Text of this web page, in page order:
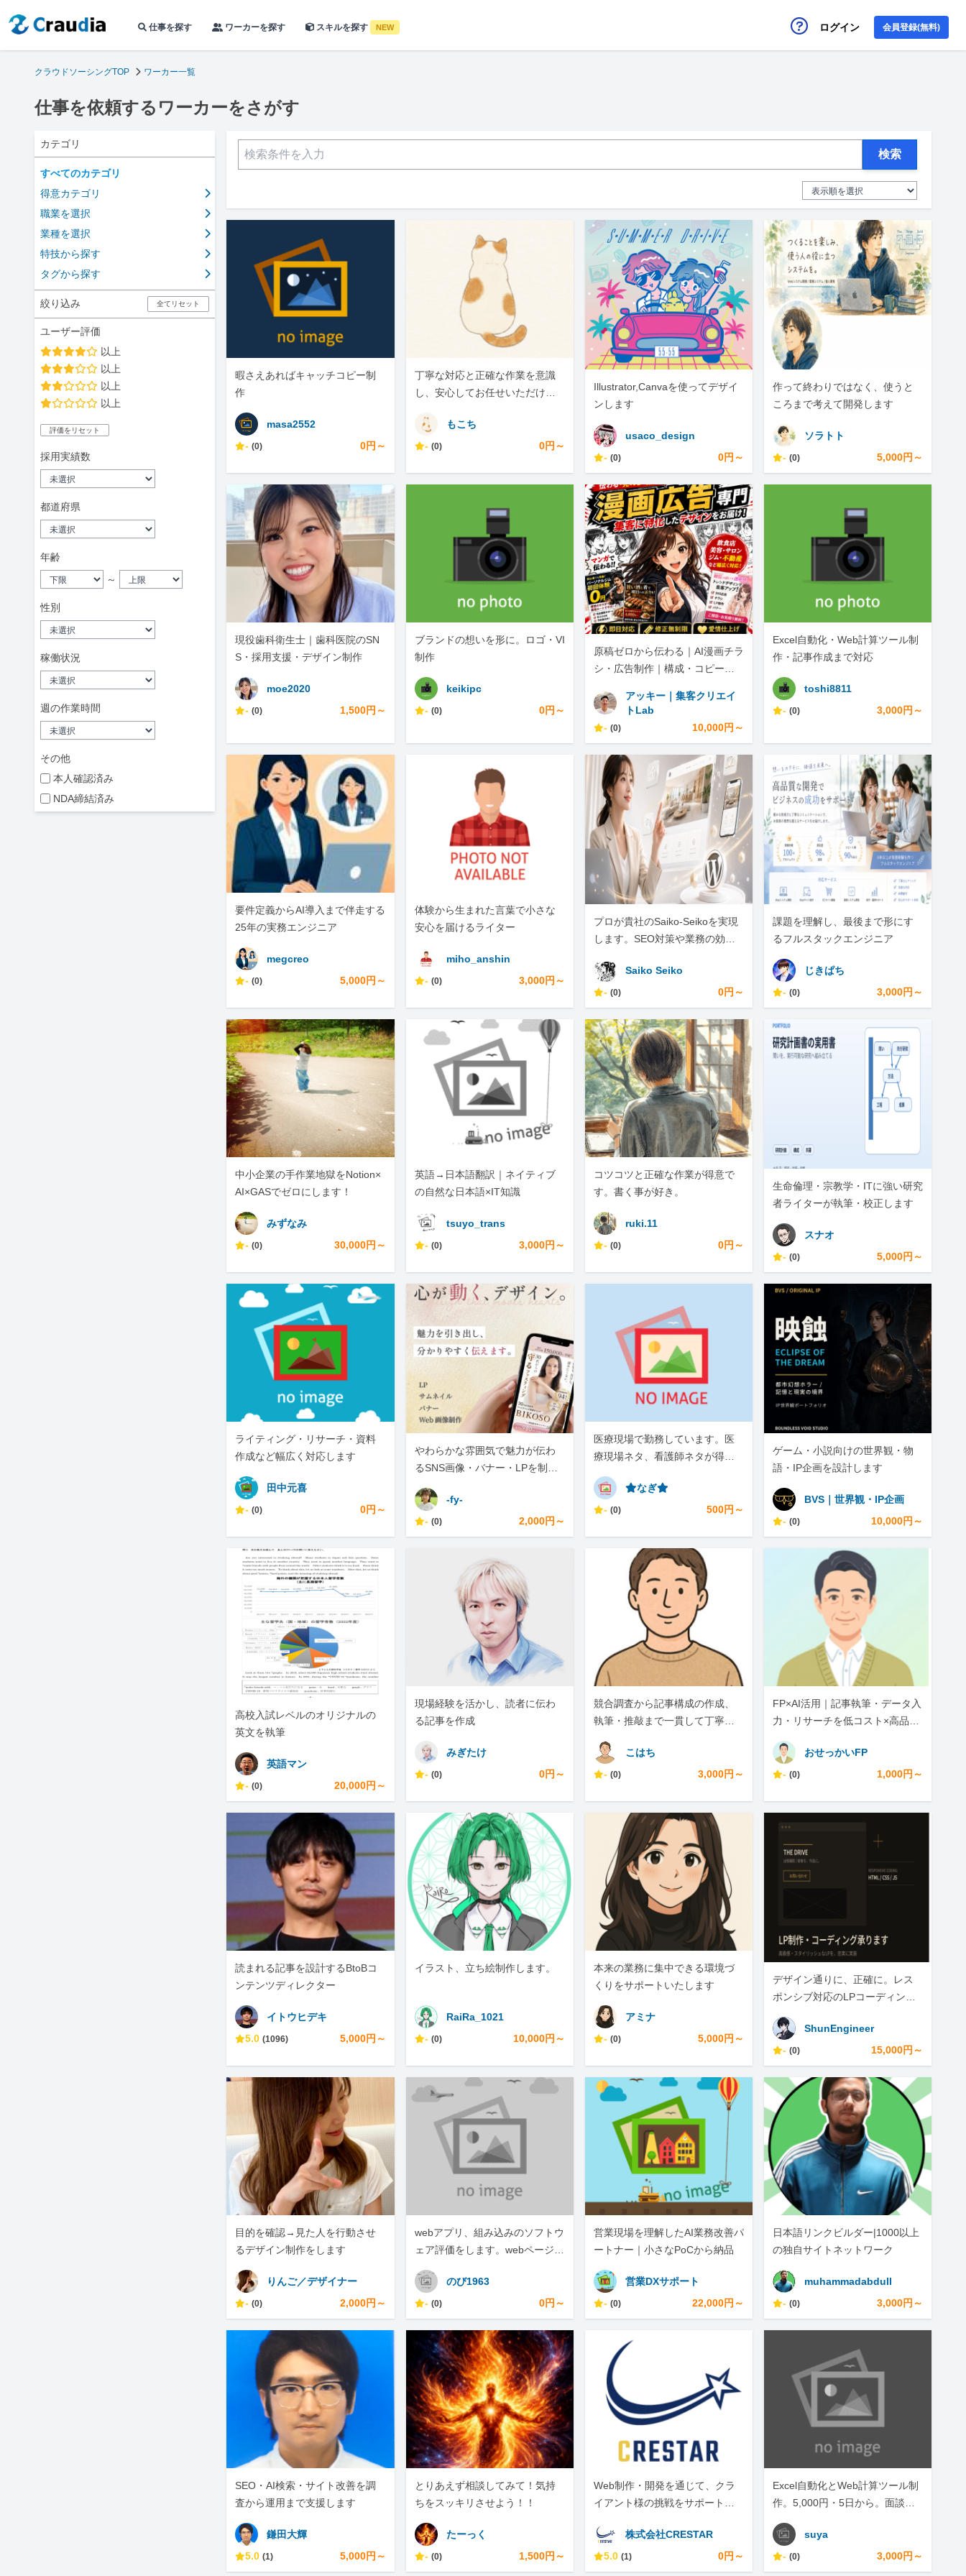
仕事を探す ワーカーを探す スキルを探す NEW ログイン 会員登録(無料)
クラウドソーシングTOP ワーカー一覧
仕事を依頼するワーカーをさがす
カテゴリ
すべてのカテゴリ
得意カテゴリ
職業を選択
業種を選択
特技から探す
タグから探す
絞り込み 全てリセット
ユーザー評価
以上
以上
以上
以上
評価をリセット
採用実績数
都道府県
年齢
～
性別
稼働状況
週の作業時間
その他
本人確認済み
NDA締結済み
検索
暇さえあればキャッチコピー制
作
masa2552
- (0) 0円～
丁寧な対応と正確な作業を意識
し、安心してお任せいただける
もこち
- (0) 0円～
Illustrator,Canvaを使ってデザイ
ンします
usaco_design
- (0) 0円～
作って終わりではなく、使うと
ころまで考えて開発します
ソラトト
- (0) 5,000円～
現役歯科衛生士｜歯科医院のSN
S・採用支援・デザイン制作
moe2020
- (0) 1,500円～
ブランドの想いを形に。ロゴ・VI
制作
keikipc
- (0) 0円～
原稿ゼロから伝わる｜AI漫画チラ
シ・広告制作｜構成・コピー・S
アッキー｜集客クリエイ
トLab
- (0) 10,000円～
Excel自動化・Web計算ツール制
作・記事作成まで対応
toshi8811
- (0) 3,000円～
要件定義からAI導入まで伴走する
25年の実務エンジニア
megcreo
- (0) 5,000円～
体験から生まれた言葉で小さな
安心を届けるライター
miho_anshin
- (0) 3,000円～
プロが貴社のSaiko-Seikoを実現
します。SEO対策や業務の効率
い。
Saiko Seiko
- (0) 0円～
課題を理解し、最後まで形にす
るフルスタックエンジニア
じきぱち
- (0) 3,000円～
中小企業の手作業地獄をNotion×
AI×GASでゼロにします！
みずなみ
- (0) 30,000円～
英語→日本語翻訳｜ネイティブ
の自然な日本語×IT知識
tsuyo_trans
- (0) 3,000円～
コツコツと正確な作業が得意で
す。書く事が好き。
ruki.11
- (0) 0円～
生命倫理・宗教学・ITに強い研究
者ライターが執筆・校正します
スナオ
- (0) 5,000円～
ライティング・リサーチ・資料
作成など幅広く対応します
田中元喜
- (0) 0円～
やわらかな雰囲気で魅力が伝わ
るSNS画像・バナー・LPを制作
-fy-
- (0) 2,000円～
医療現場で勤務しています。医
療現場ネタ、看護師ネタが得意
⭐︎なぎ⭐︎
- (0) 500円～
ゲーム・小説向けの世界観・物
語・IP企画を設計します
BVS｜世界観・IP企画
- (0) 10,000円～
高校入試レベルのオリジナルの
英文を執筆
英語マン
- (0) 20,000円～
現場経験を活かし、読者に伝わ
る記事を作成
みぎたけ
- (0) 0円～
競合調査から記事構成の作成、
執筆・推敲まで一貫して丁寧に
こはち
- (0) 3,000円～
FP×AI活用｜記事執筆・データ入
力・リサーチを低コスト×高品質
おせっかいFP
- (0) 1,000円～
読まれる記事を設計するBtoBコ
ンテンツディレクター
イトウヒデキ
5.0 (1096) 5,000円～
イラスト、立ち絵制作します。
RaiRa_1021
- (0) 10,000円～
本来の業務に集中できる環境づ
くりをサポートいたします
アミナ
- (0) 5,000円～
デザイン通りに、正確に。レス
ポンシブ対応のLPコーディング
ShunEngineer
- (0) 15,000円～
目的を確認→見た人を行動させ
るデザイン制作をします
りんご／デザイナー
- (0) 2,000円～
webアプリ、組み込みのソフトウ
ェア評価をします。webページの
のび1963
- (0) 0円～
営業現場を理解したAI業務改善パ
ートナー｜小さなPoCから納品
営業DXサポート
- (0) 22,000円～
日本語リンクビルダー|1000以上
の独自サイトネットワーク
muhammadabdull
- (0) 3,000円～
SEO・AI検索・サイト改善を調
査から運用まで支援します
鎌田大輝
5.0 (1) 5,000円～
とりあえず相談してみて！気持
ちをスッキリさせよう！！
たーっく
- (0) 1,500円～
Web制作・開発を通じて、クラ
イアント様の挑戦をサポートし
株式会社CRESTAR
5.0 (1) 0円～
Excel自動化とWeb計算ツール制
作。5,000円・5日から。面談な
suya
- (0) 3,000円～